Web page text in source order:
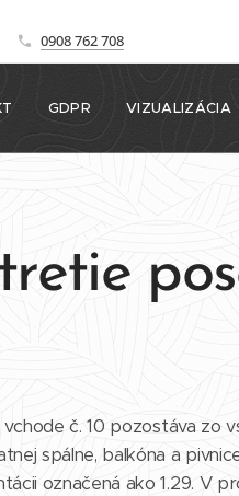
0908 762 708
GDPR VIZUALIZÁCIA
č. 10 pozostáva zo
spálne, balkóna a
označená ako 1.29. V